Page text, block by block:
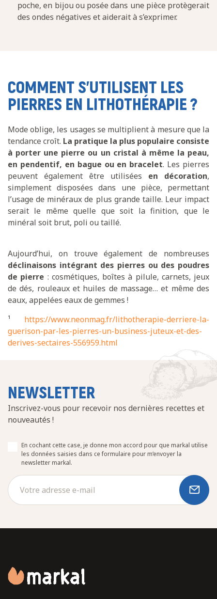
poche, en bijou ou posée dans une pièce protègerait
des ondes négatives et aiderait à s’exprimer.
COMMENT S’UTILISENT LES
PIERRES EN LITHOTHÉRAPIE ?
Mode oblige, les usages se multiplient à mesure que la
tendance croît. La pratique la plus populaire consiste
à porter une pierre ou un cristal à même la peau,
en pendentif, en bague ou en bracelet. Les pierres
peuvent également être utilisées en décoration,
simplement disposées dans une pièce, permettant
l’usage de minéraux de plus grande taille. Leur impact
serait le même quelle que soit la finition, que le
minéral soit brut, poli ou taillé.
Aujourd’hui, on trouve également de nombreuses
déclinaisons intégrant des pierres ou des poudres
de pierre : cosmétiques, boîtes à pilule, carnets, jeux
de dés, rouleaux et huiles de massage… et même des
eaux, appelées eaux de gemmes !
¹ https://www.neonmag.fr/lithotherapie-derriere-la-
guerison-par-les-pierres-un-business-juteux-et-des-
derives-sectaires-556959.html
NEWSLETTER
Inscrivez-vous pour recevoir nos dernières recettes et
nouveautés !
En cochant cette case, je donne mon accord pour que markal utilise
les données saisies dans ce formulaire pour m’envoyer la
newsletter markal.